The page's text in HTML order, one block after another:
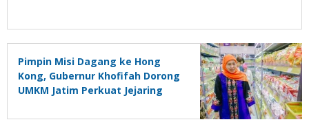
Pimpin Misi Dagang ke Hong
Kong, Gubernur Khofifah Dorong
UMKM Jatim Perkuat Jejaring